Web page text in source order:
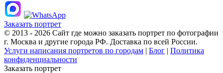
Заказать портрет
© 2013 - 2026 Сайт где можно заказать портрет по фотографии
г. Москва и другие города РФ. Доставка по всей России.
Услуги написания портретов по городам | Блог | Политика
конфиденциальности
Заказать портрет